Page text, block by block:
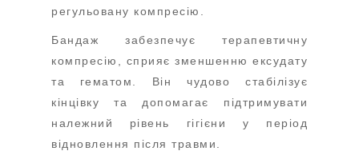
регульовану компресію.
Бандаж забезпечує терапевтичну
компресію, сприяє зменшенню ексудату
та гематом. Він чудово стабілізує
кінцівку та допомагає підтримувати
належний рівень гігієни у період
відновлення після травми.